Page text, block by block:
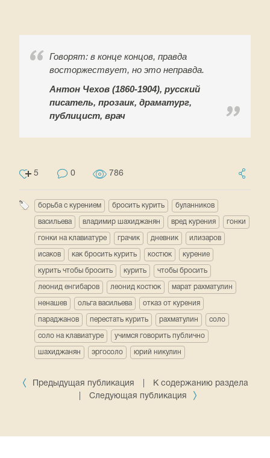
Говорят: в конце концов, правда
восторжествует, но это неправда.
Антон Чехов (1860-1904), русский
писатель, прозаик, драматург,
публицист, врач
5 0 786
борьба с курением бросить курить буланников
васильева владимир шахиджанян вред курения гонки
гонки на клавиатуре грачик дневник илизаров
исаков как бросить курить костюк курение
курить чтобы бросить курить чтобы бросить
леонид енгибаров леонид костюк марат рахматулин
ненашев ольга васильева отказ от курения
параджанов перестать курить рахматулин соло
соло на клавиатуре учимся говорить публично
шахиджанян эргосоло юрий никулин
Предыдущая публикация
К содержанию раздела
Следующая публикация